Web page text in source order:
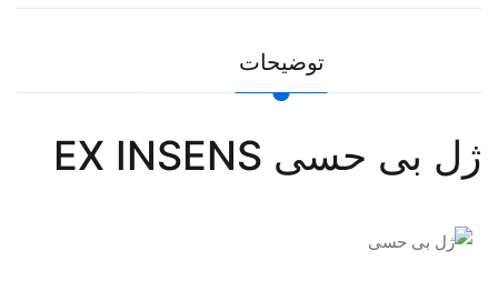
توضیحات
ژل بی حسی EX INSENS